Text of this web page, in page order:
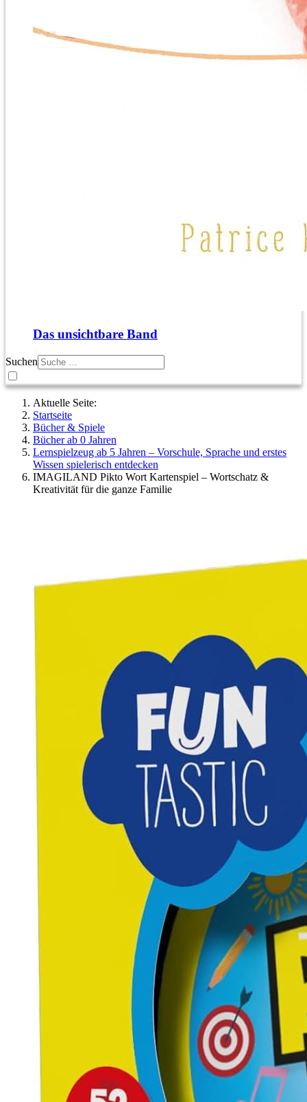
Das unsichtbare Band
Suchen
Aktuelle Seite:
Startseite
Bücher & Spiele
Bücher ab 0 Jahren
Lernspielzeug ab 5 Jahren – Vorschule, Sprache und erstes
Wissen spielerisch entdecken
IMAGILAND Pikto Wort Kartenspiel – Wortschatz &
Kreativität für die ganze Familie